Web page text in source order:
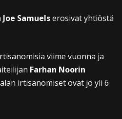
Joe Samuelserosivat yhtiöstä
viime vuonna ja
Farhan Noorin
irtisanomiset ovat jo yli 6